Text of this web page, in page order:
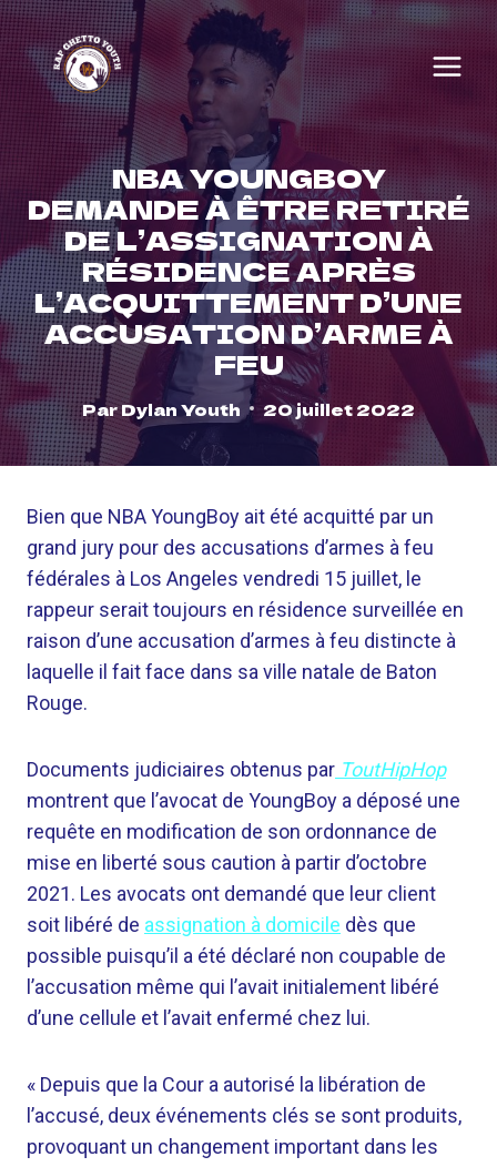
Skip
to
content
NBA YOUNGBOY
DEMANDE À ÊTRE RETIRÉ
DE L’ASSIGNATION À
RÉSIDENCE APRÈS
L’ACQUITTEMENT D’UNE
ACCUSATION D’ARME À
FEU
ParDylan Youth 20 juillet 2022
Bien que NBA YoungBoy ait été acquitté par un
grand jury pour des accusations d’armes à feu
fédérales à Los Angeles vendredi 15 juillet, le
rappeur serait toujours en résidence surveillée en
raison d’une accusation d’armes à feu distincte à
laquelle il fait face dans sa ville natale de Baton
Rouge.
Documents judiciaires obtenus par ToutHipHop
montrent que l’avocat de YoungBoy a déposé une
requête en modification de son ordonnance de
mise en liberté sous caution à partir d’octobre
2021. Les avocats ont demandé que leur client
soit libéré de assignation à domicile dès que
possible puisqu’il a été déclaré non coupable de
l’accusation même qui l’avait initialement libéré
d’une cellule et l’avait enfermé chez lui.
« Depuis que la Cour a autorisé la libération de
l’accusé, deux événements clés se sont produits,
provoquant un changement important dans les